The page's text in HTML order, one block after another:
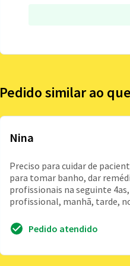
Pedido similar ao
Nina
Preciso para cuidar de
para tomar banho, dar
profissionais na seguinte
profissional, manhã, tarde,
Pedido atendido